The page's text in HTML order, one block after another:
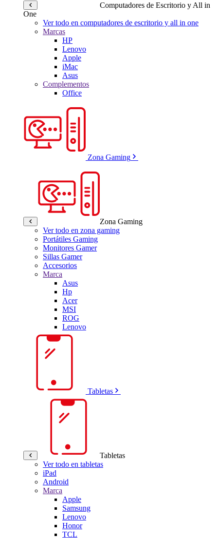
Computadores de Escritorio y All in
One
Ver todo en computadores de escritorio y all in one
Marcas
HP
Lenovo
Apple
iMac
Asus
Complementos
Office
Zona Gaming
Zona Gaming
Ver todo en zona gaming
Portátiles Gaming
Monitores Gamer
Sillas Gamer
Accesorios
Marca
Asus
Hp
Acer
MSI
ROG
Lenovo
Tabletas
Tabletas
Ver todo en tabletas
iPad
Android
Marca
Apple
Samsung
Lenovo
Honor
TCL